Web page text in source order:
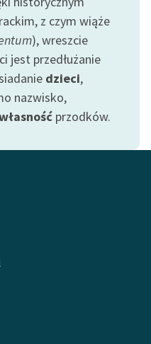
z czym wiąże
), wreszcie
jest przedłużanie
dzieci,
nazwisko,
przodków.